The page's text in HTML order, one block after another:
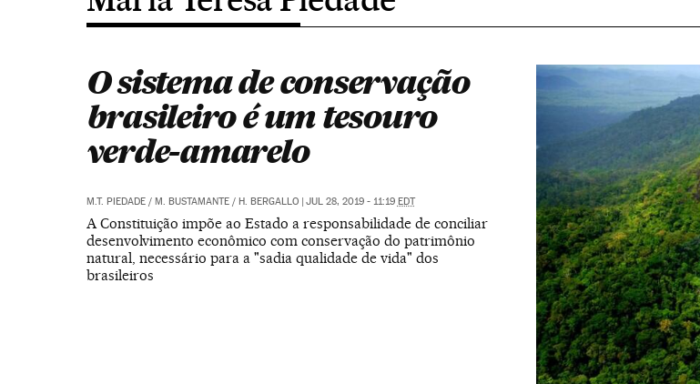
O sistema de conservação
brasileiro é um tesouro
verde-amarelo
M.T. PIEDADE/ M. BUSTAMANTE/ H. BERGALLO | JUL 28, 2019 - 11:19 EDT
A Constituição impõe ao Estado a responsabilidade de conciliar
desenvolvimento econômico com conservação do patrimônio
natural, necessário para a "sadia qualidade de vida" dos
brasileiros